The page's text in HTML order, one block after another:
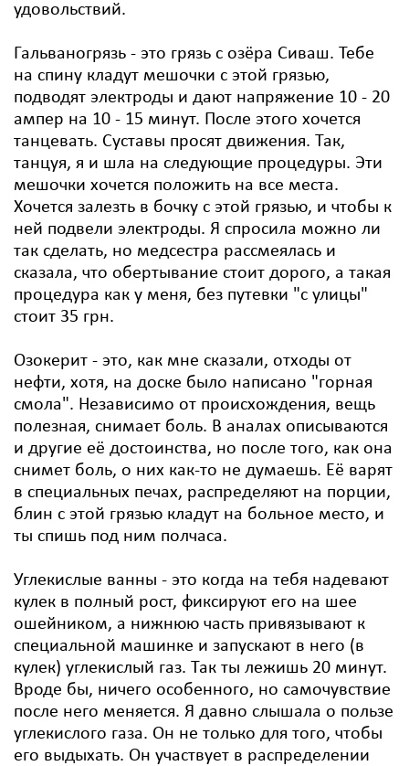
удовольствий.
Гальваногрязь - это грязь с озёра Сиваш. Тебе
на спину кладут мешочки с этой грязью,
подводят электроды и дают напряжение 10 - 20
ампер на 10 - 15 минут. После этого хочется
танцевать. Суставы просят движения. Так,
танцуя, я и шла на следующие процедуры. Эти
мешочки хочется положить на все места.
Хочется залезть в бочку с этой грязью, и чтобы к
ней подвели электроды. Я спросила можно ли
так сделать, но медсестра рассмеялась и
сказала, что обертывание стоит дорого, а такая
процедура как у меня, без путевки "с улицы"
стоит 35 грн.
Озокерит - это, как мне сказали, отходы от
нефти, хотя, на доске было написано "горная
смола". Независимо от происхождения, вещь
полезная, снимает боль. В аналах описываются
и другие её достоинства, но после того, как она
снимет боль, о них как-то не думаешь. Её варят
в специальных печах, распределяют на порции,
блин с этой грязью кладут на больное место, и
ты спишь под ним полчаса.
Углекислые ванны - это когда на тебя надевают
кулек в полный рост, фиксируют его на шее
ошейником, а нижнюю часть привязывают к
специальной машинке и запускают в него (в
кулек) углекислый газ. Так ты лежишь 20 минут.
Вроде бы, ничего особенного, но самочувствие
после него меняется. Я давно слышала о пользе
углекислого газа. Он не только для того, чтобы
его выдыхать. Он участвует в распределении